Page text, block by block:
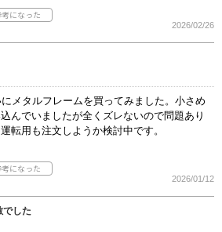
2026/02/26
メタルフレームを買ってみました。小さめ
んでいましたが全くズレないので問題あり
転用も注文しようか検討中です。
2026/01/12
でした